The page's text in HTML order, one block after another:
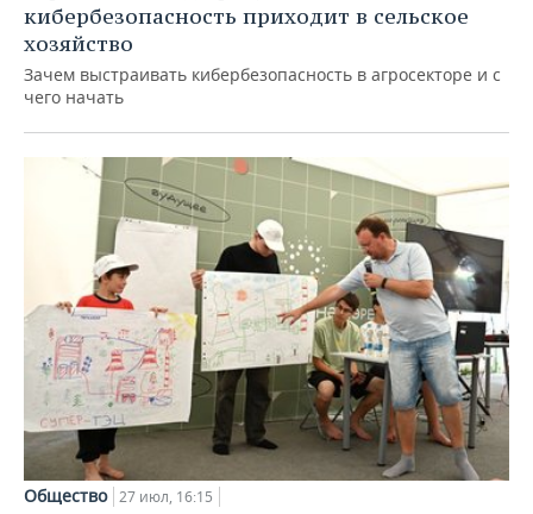
кибербезопасность приходит в сельское
хозяйство
Зачем выстраивать кибербезопасность в агросекторе и с
чего начать
Общество 27 июл, 16:15